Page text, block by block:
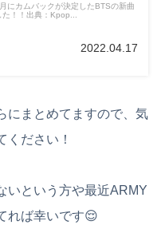
にカムバックが決定したBTSの新曲
！！出典：Kpop...
2022.04.17
にまとめてますので、気
ください！
いという方や最近ARMY
れば幸いです😌